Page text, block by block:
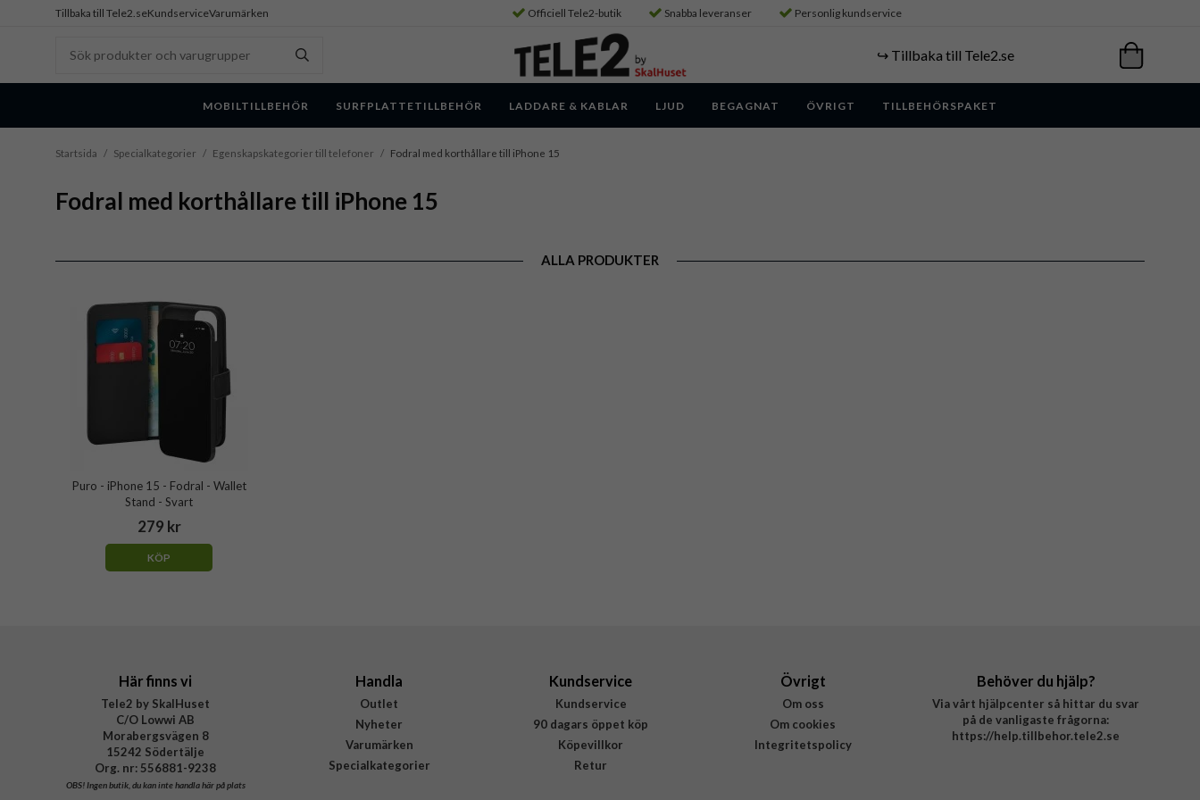
Tillbaka till Tele2.seKundserviceVarumärken Officiell Tele2-butik Snabba leveranser Personlig kundservice
↪️ Tillbaka till Tele2.se
MOBILTILLBEHÖR SURFPLATTETILLBEHÖR LADDARE & KABLAR LJUD BEGAGNAT ÖVRIGT TILLBEHÖRSPAKET
Startsida / Specialkategorier / Egenskapskategorier till telefoner / Fodral med korthållare till iPhone 15
Fodral med korthållare till iPhone 15
ALLA PRODUKTER
Puro - iPhone 15 - Fodral - Wallet
Stand - Svart
279 kr
KÖP
Här finns vi
Tele2 by SkalHuset
C/O Lowwi AB
Morabergsvägen 8
15242 Södertälje
Org. nr: 556881-9238
OBS!Ingen butik, du kan inte handla här på plats
Handla
Outlet
Nyheter
Varumärken
Specialkategorier
Kundservice
Kundservice
90 dagars öppet köp
Köpevillkor
Retur
Övrigt
Om oss
Om cookies
Integritetspolicy
Behöver du hjälp?
Via vårt hjälpcenter så hittar du svar
på de vanligaste frågorna:
https://help.tillbehor.tele2.se